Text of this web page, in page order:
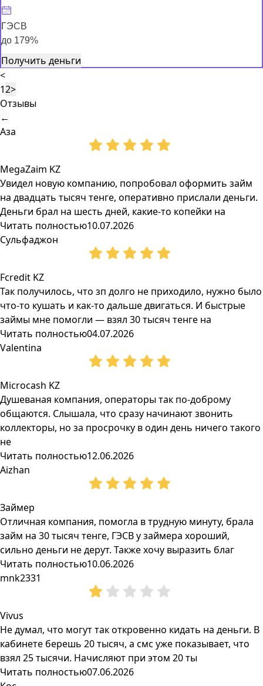
ГЭСВ
до 179%
Получить деньги
<
12>
Отзывы
←
Аза
MegaZaim KZ
Увидел новую компанию, попробовал оформить займ
на двадцать тысяч тенге, оперативно прислали деньги.
Деньги брал на шесть дней, какие-то копейки на
Читать полностью10.07.2026
Сульфаджон
Fcredit KZ
Так получилось, что зп долго не приходило, нужно было
что-то кушать и как-то дальше двигаться. И быстрые
займы мне помогли — взял 30 тысяч тенге на
Читать полностью04.07.2026
Valentina
Microcash KZ
Душеваная компания, операторы так по-доброму
общаются. Слышала, что сразу начинают звонить
коллекторы, но за просрочку в один день ничего такого
не
Читать полностью12.06.2026
Aizhan
Займер
Отличная компания, помогла в трудную минуту, брала
займ на 30 тысяч тенге, ГЭСВ у займера хороший,
сильно деньги не дерут. Также хочу выразить благ
Читать полностью10.06.2026
mnk2331
Vivus
Не думал, что могут так откровенно кидать на деньги. В
кабинете берешь 20 тысяч, а смс уже показывает, что
взял 25 тысячи. Начисляют при этом 20 ты
Читать полностью07.06.2026